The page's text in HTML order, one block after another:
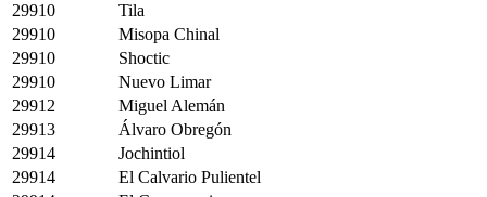
29910
Tila
29910
Misopa Chinal
29910
Shoctic
29910
Nuevo Limar
29912
Miguel Alemán
29913
Álvaro Obregón
29914
Jochintiol
29914
El Calvario Pulientel